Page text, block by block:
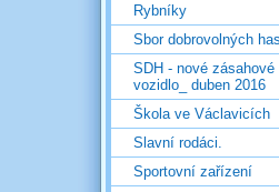
Rybníky
Sbor dobrovolných
SDH - nové zásahové
vozidlo_ duben 2016
Škola ve Václavicích
Slavní rodáci.
Sportovní zařízení